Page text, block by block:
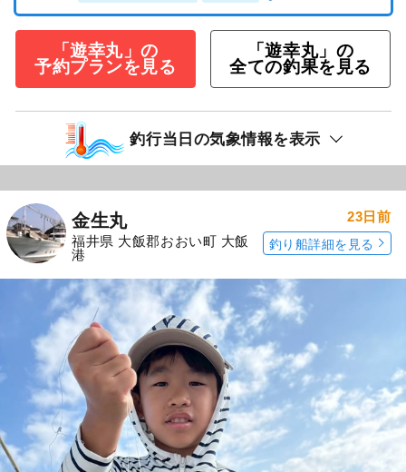
「遊幸丸」の
予約プランを見る
「遊幸丸」の
全ての釣果を見る
釣行当日の気象情報を表示
金生丸
福井県 大飯郡おおい町 大飯
港
23日前
釣り船詳細を見る